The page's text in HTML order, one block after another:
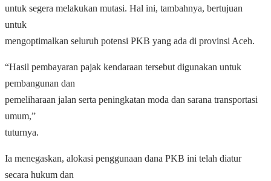
untuk segera melakukan mutasi. Hal ini, tambahnya, bertujuan
untuk
mengoptimalkan seluruh potensi PKB yang ada di provinsi Aceh.
“Hasil pembayaran pajak kendaraan tersebut digunakan untuk
pembangunan dan
pemeliharaan jalan serta peningkatan moda dan sarana transportasi
umum,”
tuturnya.
Ia menegaskan, alokasi penggunaan dana PKB ini telah diatur
secara hukum dan